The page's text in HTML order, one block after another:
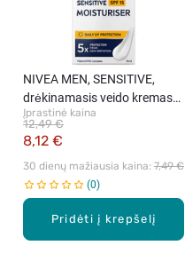
Pridėti į krepšelį
NIVEA MEN, SENSITIVE,
drėkinamasis veido kremas
su SPF, 75 ml
Įprastinė kaina
8,12 €
12,49 €
30 dienų mažiausia kaina: 7,49 €
0